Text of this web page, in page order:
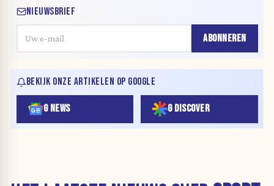
NIEUWSBRIEF
ABONNEREN
BEKIJK ONZE ARTIKELEN OP GOOGLE
G NEWS G DISCOVER